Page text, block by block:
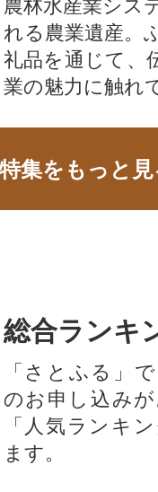
農林水産業シス
れる農業遺産。
礼品を通じて、
業の魅力に触れ
集をもっと
総合ランキ
「さとふる」
のお申し込み
「人気ランキ
ます。